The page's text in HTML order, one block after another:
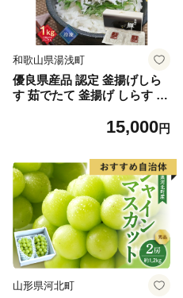
和歌山県湯浅町
優良県産品 認定 釜揚げしら
す 茹でたて 釜揚げ しらす 無
国産 海の幸 海鮮 魚介 紀州湯
無料_C6035n
15,000円
山形県河北町